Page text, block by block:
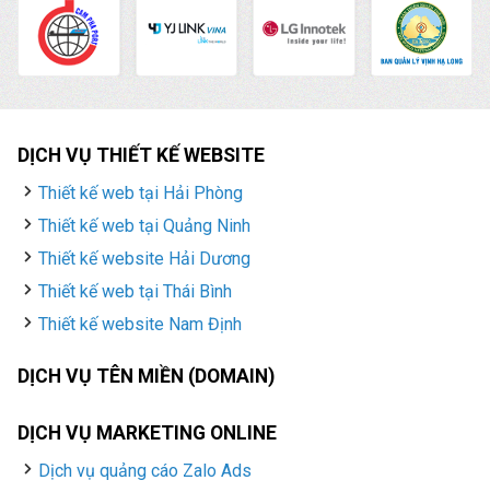
DỊCH VỤ THIẾT KẾ WEBSITE
Thiết kế web tại Hải Phòng
Thiết kế web tại Quảng Ninh
Thiết kế website Hải Dương
Thiết kế web tại Thái Bình
Thiết kế website Nam Định
DỊCH VỤ TÊN MIỀN (DOMAIN)
DỊCH VỤ MARKETING ONLINE
Dịch vụ quảng cáo Zalo Ads